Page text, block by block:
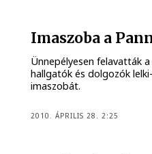
Imaszoba a
Ünnepélyesen felavatták
hallgatók és dolgozók
imaszobát.
2010. ÁPRILIS 28. 2:25